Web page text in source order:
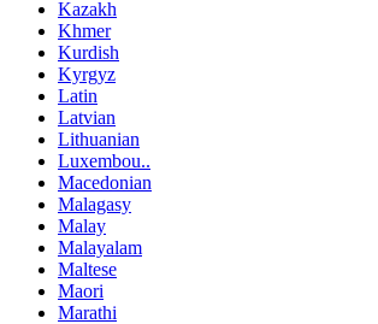
Kazakh
Khmer
Kurdish
Kyrgyz
Latin
Latvian
Lithuanian
Luxembou..
Macedonian
Malagasy
Malay
Malayalam
Maltese
Maori
Marathi